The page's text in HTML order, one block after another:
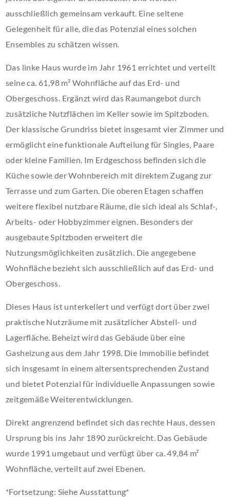
ausschließlich gemeinsam verkauft. Eine seltene
Gelegenheit für alle, die das Potenzial eines solchen
Ensembles zu schätzen wissen.
Das linke Haus wurde im Jahr 1961 errichtet und verteilt
seine ca. 61,98 m² Wohnfläche auf das Erd- und
Obergeschoss. Ergänzt wird das Raumangebot durch
zusätzliche Nutzflächen im Keller sowie im Spitzboden.
Der klassische Grundriss bietet insgesamt vier Zimmer und
ermöglicht eine funktionale Aufteilung für Singles, Paare
oder kleine Familien. Im Erdgeschoss befinden sich die
Küche sowie der Wohnbereich mit direktem Zugang zur
Terrasse und zum Garten. Die oberen Etagen schaffen
weitere flexibel nutzbare Räume, die sich ideal als Schlaf-,
Arbeits- oder Hobbyzimmer eignen. Besonders der
ausgebaute Spitzboden erweitert die
Nutzungsmöglichkeiten zusätzlich. Die angegebene
Wohnfläche bezieht sich ausschließlich auf das Erd- und
Obergeschoss.
Dieses Haus ist unterkellert und verfügt dort über zwei
praktische Nutzräume mit zusätzlicher Abstell- und
Lagerfläche. Beheizt wird das Gebäude über eine
Gasheizung aus dem Jahr 1998. Die Immobilie befindet
sich insgesamt in einem altersentsprechenden Zustand
und bietet Potenzial für individuelle Anpassungen sowie
zeitgemäße Weiterentwicklungen.
Direkt angrenzend befindet sich das rechte Haus, dessen
Ursprung bis ins Jahr 1890 zurückreicht. Das Gebäude
wurde 1991 umgebaut und verfügt über ca. 49,84 m²
Wohnfläche, verteilt auf zwei Ebenen.
*Fortsetzung: Siehe Ausstattung*